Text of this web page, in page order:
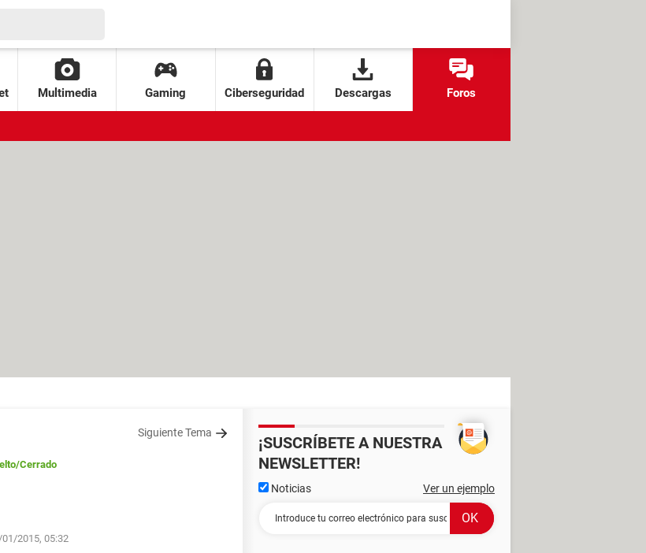
Multimedia Gaming Ciberseguridad Descargas Foros
Siguiente Tema
/Cerrado
2015, 05:32
¡SUSCRÍBETE A NUESTRA
NEWSLETTER!
Noticias Ver un ejemplo